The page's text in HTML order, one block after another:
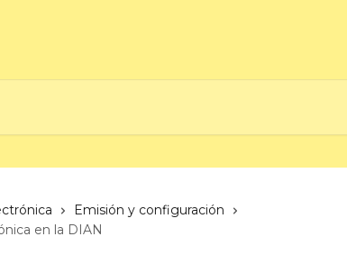
Emisión y configuración
en la DIAN